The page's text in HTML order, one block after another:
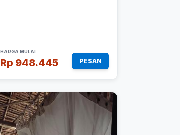
HARGA MULAI
Rp 948.445 PESAN